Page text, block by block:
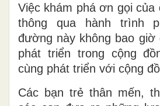
Việc khám phá ơn gọi của
thông qua hành trình
đường này không bao giờ
phát triển trong cộng
cùng phát triển với cộng
Các bạn trẻ thân mến,